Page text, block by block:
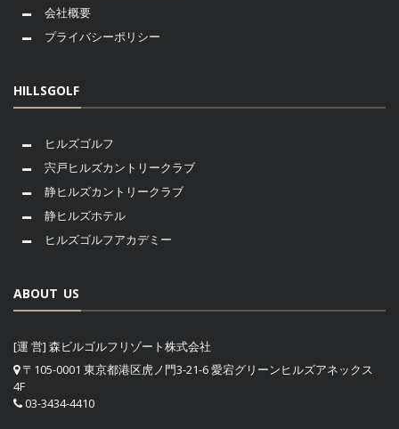
会社概要
プライバシーポリシー
HILLSGOLF
ヒルズゴルフ
宍戸ヒルズカントリークラブ
静ヒルズカントリークラブ
静ヒルズホテル
ヒルズゴルフアカデミー
ABOUT US
[運 営] 森ビルゴルフリゾート株式会社
〒105-0001 東京都港区虎ノ門3-21-6 愛宕グリーンヒルズアネックス
4F
03-3434-4410